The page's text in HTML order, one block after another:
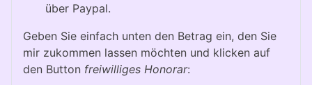
über Paypal.
Geben Sie einfach unten den Betrag ein, den Sie
mir zukommen lassen möchten und klicken auf
den Button freiwilliges Honorar: